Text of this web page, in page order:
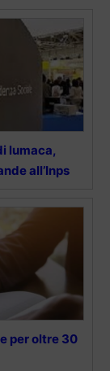
lumaca,
all’Inps
per oltre 30